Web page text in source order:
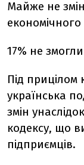
Майже не
17% не
Під
українська
змін
кодексу, що
підприємців.